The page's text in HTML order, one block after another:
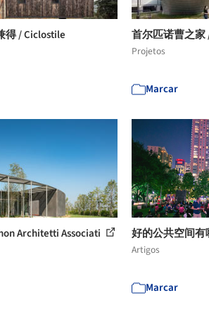
得 / Ciclostile
首尔匹诺曹之家
Projetos
Marcar
Architetti Associati 好的公共空间有
Artigos
Marcar